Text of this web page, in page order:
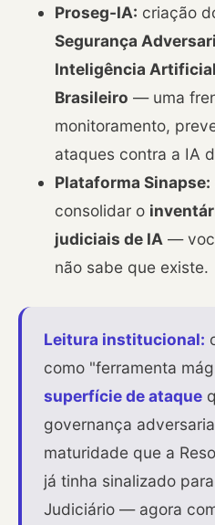
Proseg-IA: criação
Segurança
Inteligência
Brasileiro — uma
monitoramento,
ataques contra a IA
Plataforma Sinapse:
consolidar o
judiciais de IA —
não sabe que existe.
Leitura institucional:
como "ferramenta
superfície de ataque
governança
maturidade que a
já tinha sinalizado
Judiciário — agora